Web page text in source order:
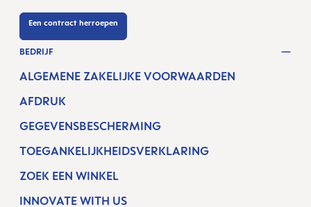
Een contract herroepen
BEDRIJF
ALGEMENE ZAKELIJKE VOORWAARDEN
AFDRUK
GEGEVENSBESCHERMING
TOEGANKELIJKHEIDSVERKLARING
ZOEK EEN WINKEL
INNOVATE WITH US